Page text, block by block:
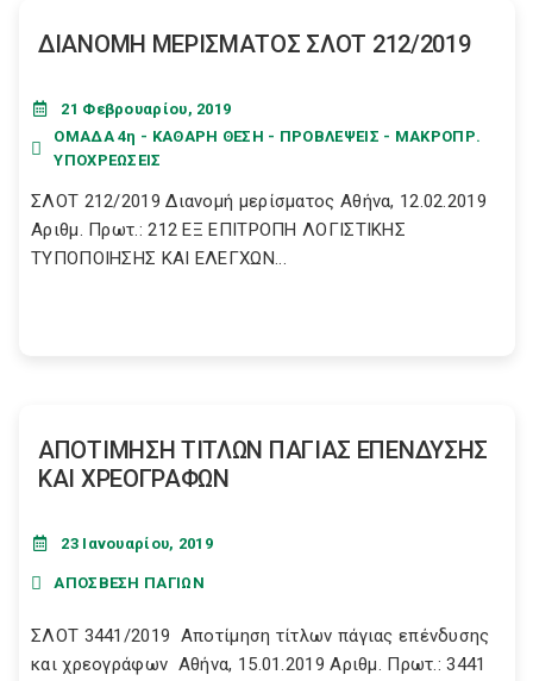
ΔΙΑΝΟΜΗ ΜΕΡΙΣΜΑΤΟΣ ΣΛΟΤ 212/2019
21 Φεβρουαρίου, 2019
ΟΜΑΔΑ 4η - ΚΑΘΑΡΗ ΘΕΣΗ - ΠΡΟΒΛΕΨΕΙΣ - ΜΑΚΡΟΠΡ.
ΥΠΟΧΡΕΩΣΕΙΣ
ΣΛΟΤ 212/2019 Διανομή μερίσματος Αθήνα, 12.02.2019
Αριθμ. Πρωτ.: 212 ΕΞ ΕΠΙΤΡΟΠΗ ΛΟΓΙΣΤΙΚΗΣ
ΤΥΠΟΠΟΙΗΣΗΣ ΚΑΙ ΕΛΕΓΧΩΝ...
ΑΠΟΤΙΜΗΣΗ ΤΙΤΛΩΝ ΠΑΓΙΑΣ ΕΠΕΝΔΥΣΗΣ
ΚΑΙ ΧΡΕΟΓΡΑΦΩΝ
23 Ιανουαρίου, 2019
ΑΠΟΣΒΕΣΗ ΠΑΓΙΩΝ
ΣΛΟΤ 3441/2019 Αποτίμηση τίτλων πάγιας επένδυσης
και χρεογράφων Αθήνα, 15.01.2019 Αριθμ. Πρωτ.: 3441